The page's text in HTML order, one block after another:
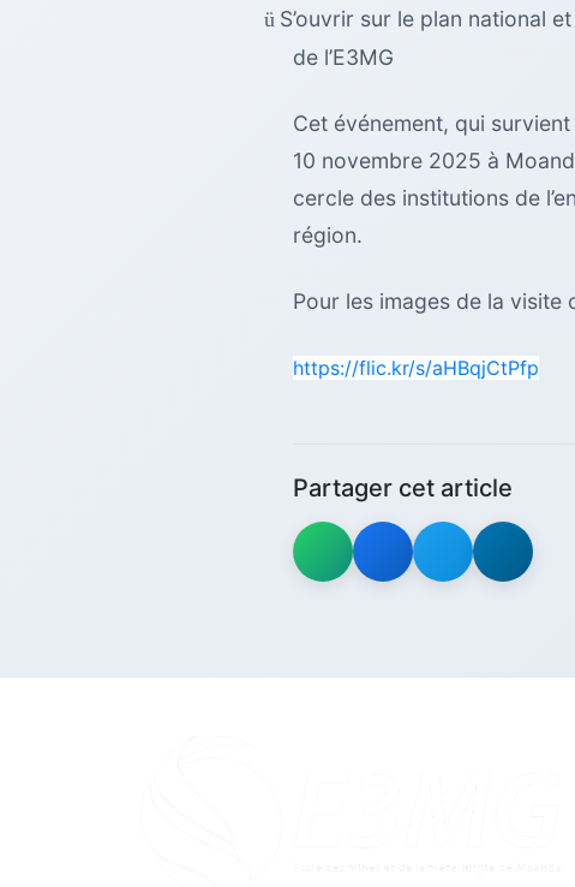
ü S’ouvrir sur le plan national
de l’E3MG
Cet événement, qui
10 novembre 2025 à
cercle des institutions de
région.
Pour les images de la visite
https://flic.kr/s/aHBqjCtPfp
Partager cet article